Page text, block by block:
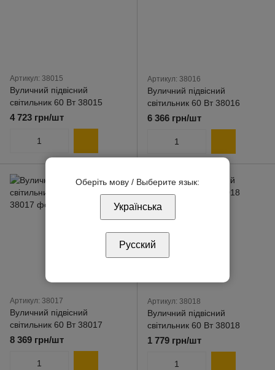
Артикул: 38015
Вуличний підвісний
світильник 60 Вт 38015
4 723 грн/шт
Артикул: 38016
Вуличний підвісний
світильник 60 Вт 38016
6 366 грн/шт
Артикул: 38017
Вуличний підвісний
світильник 60 Вт 38017
8 369 грн/шт
Артикул: 38018
Вуличний підвісний
світильник 60 Вт 38018
1 779 грн/шт
Оберіть мову / Выберите язык:
Українська
Русский